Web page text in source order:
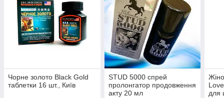
Чорне золото Black Gold
таблетки 16 шт., Київ
STUD 5000 спрей
пролонгатор продовження
акту 20 мл
для